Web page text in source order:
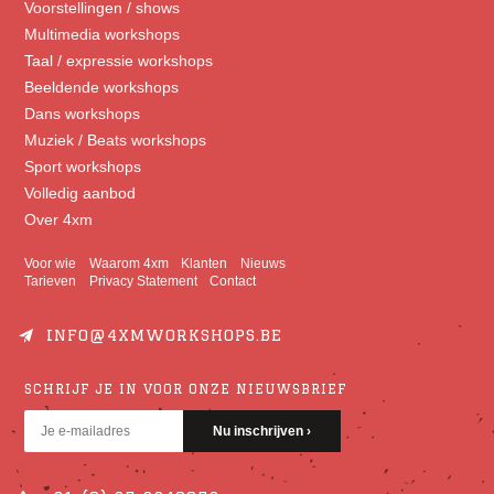
Voorstellingen / shows
Multimedia workshops
Taal / expressie workshops
Beeldende workshops
Dans workshops
Muziek / Beats workshops
Sport workshops
Volledig aanbod
Over 4xm
Voor wie Waarom 4xm Klanten
Nieuws
Tarieven
Privacy Statement Contact
INFO@4XMWORKSHOPS.BE
SCHRIJF JE IN VOOR ONZE NIEUWSBRIEF